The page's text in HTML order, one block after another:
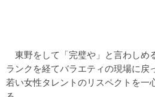
東野をして「完璧や」と言わしめ
ランクを経てバラエティの現場に戻
若い女性タレントのリスペクトを一